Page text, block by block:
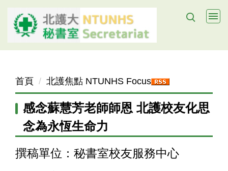
跳
到
要
首頁 北護焦點 NTUNHS Focus
感念蘇慧芳老師師恩 北護校友化思
念為永恆生命力
撰稿單位：秘書室校友服務中心